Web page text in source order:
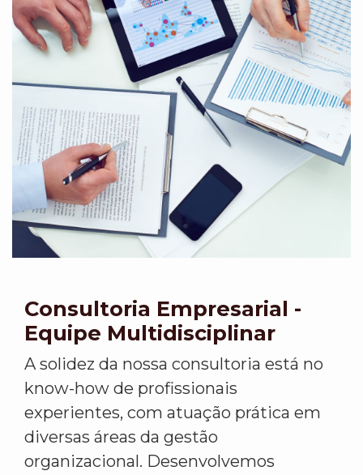
Consultoria Empresarial -
Equipe Multidisciplinar
A solidez da nossa consultoria está no
know-how de profissionais
experientes, com atuação prática em
diversas áreas da gestão
organizacional. Desenvolvemos